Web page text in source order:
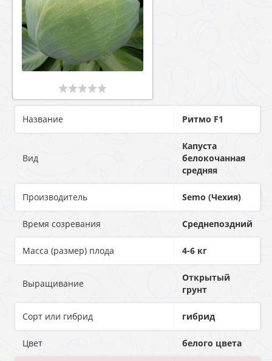
Название Ритмо F1
Вид
Капуста
белокочанная
средняя
Производитель Semo (Чехия)
Время созревания Среднепоздний
Масса (размер) плода 4-6 кг
Выращивание
Открытый
грунт
Сорт или гибрид гибрид
Цвет белого цвета